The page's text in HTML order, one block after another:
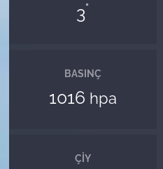
3°
BASINÇ
1016 hpa
ÇIY